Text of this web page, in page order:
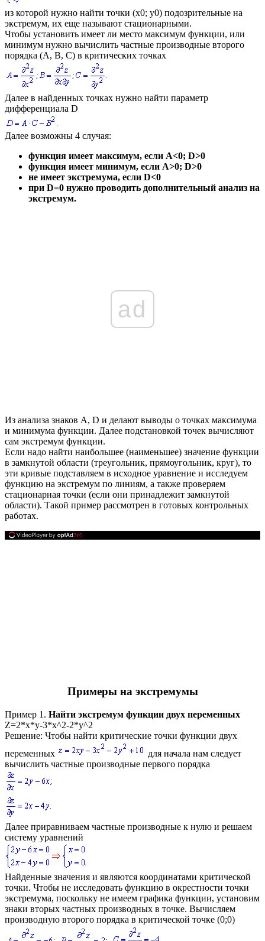
из которой нужно найти точки (x0; y0) подозрительные на
экстремум, их еще называют стационарными.
Чтобы установить имеет ли место максимум функции, или
минимум нужно вычислить частные производные второго
порядка (A, B, C) в критических точках
Далее в найденных точках нужно найти параметр
дифференциала D
Далее возможны 4 случая:
функция имеет максимум, если A<0; D>0
функция имеет минимум, если A>0; D>0
не имеет экстремума, если D<0
при D=0 нужно проводить дополнительный анализ на
экстремум.
ad
Из анализа знаков A, D и делают выводы о точках максимума
и минимума функции. Далее подстановкой точек вычисляют
сам экстремум функции.
Если надо найти наибольшее (наименьшее) значение функции
в замкнутой области (треугольник, прямоугольник, круг), то
эти кривые подставляем в исходное уравнение и исследуем
функцию на экстремум по линиям, а также проверяем
стационарная точки (если они принадлежит замкнутой
области). Такой пример рассмотрен в готовых контрольных
работах.
Примеры на экстремумы
Пример 1. Найти экстремум функции двух переменных
Z=2*x*y-3*x^2-2*y^2
Решение: Чтобы найти критические точки функции двух
переменных
для начала нам следует
вычислить частные производные первого порядка
Далее приравниваем частные производные к нулю и решаем
систему уравнений
Найденные значения и являются координатами критической
точки. Чтобы не исследовать функцию в окрестности точки
экстремума, поскольку не имеем графика функции, установим
знаки вторых частных производных в точке. Вычисляем
производную второго порядка в критической точке (0;0)